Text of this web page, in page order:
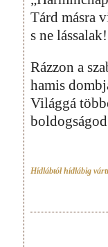
Tárd másra
s ne lássalak!
Rázzon a
hamis
Világgá
Hídlábtól hídlábig